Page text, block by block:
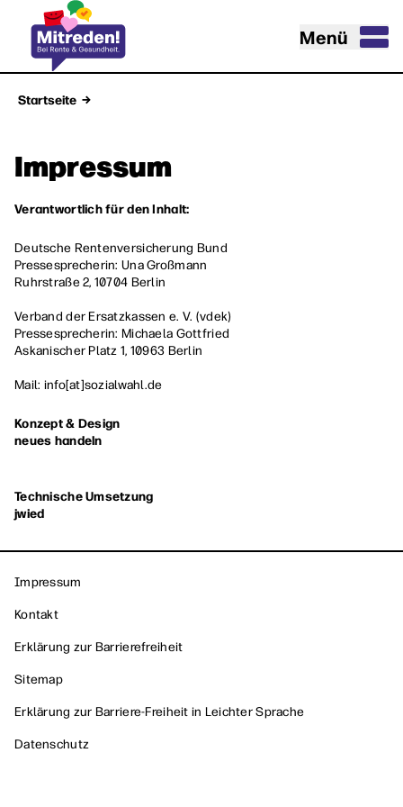
Menü
Startseite
Impressum
Verantwortlich für den Inhalt:
Deutsche Rentenversicherung Bund
Pressesprecherin: Una Großmann
Ruhrstraße 2, 10704 Berlin
Verband der Ersatzkassen e. V. (vdek)
Pressesprecherin: Michaela Gottfried
Askanischer Platz 1, 10963 Berlin
Mail: info[at]sozialwahl.de
Konzept & Design
neues handeln
Technische Umsetzung
jwied
Impressum
Kontakt
Erklärung zur Barrierefreiheit
Sitemap
Erklärung zur Barriere-Freiheit in Leichter Sprache
Datenschutz